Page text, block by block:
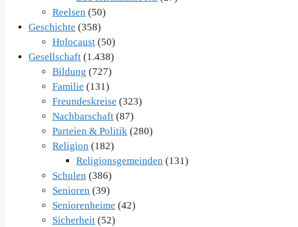
Reelsen (50)
Geschichte (358)
Holocaust (50)
Gesellschaft (1.438)
Bildung (727)
Familie (131)
Freundeskreise (323)
Nachbarschaft (87)
Parteien & Politik (280)
Religion (182)
Religionsgemeinden (131)
Schulen (386)
Senioren (39)
Seniorenheime (42)
Sicherheit (52)